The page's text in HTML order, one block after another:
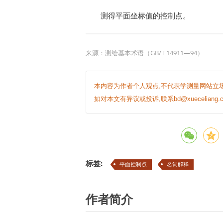
测得平面坐标值的控制点。
来源：测绘基本术语（GB/T 14911—94）
本内容为作者个人观点,不代表学测量网站立
如对本文有异议或投诉,联系
标签: 平面控制点 名词解释
作者简介